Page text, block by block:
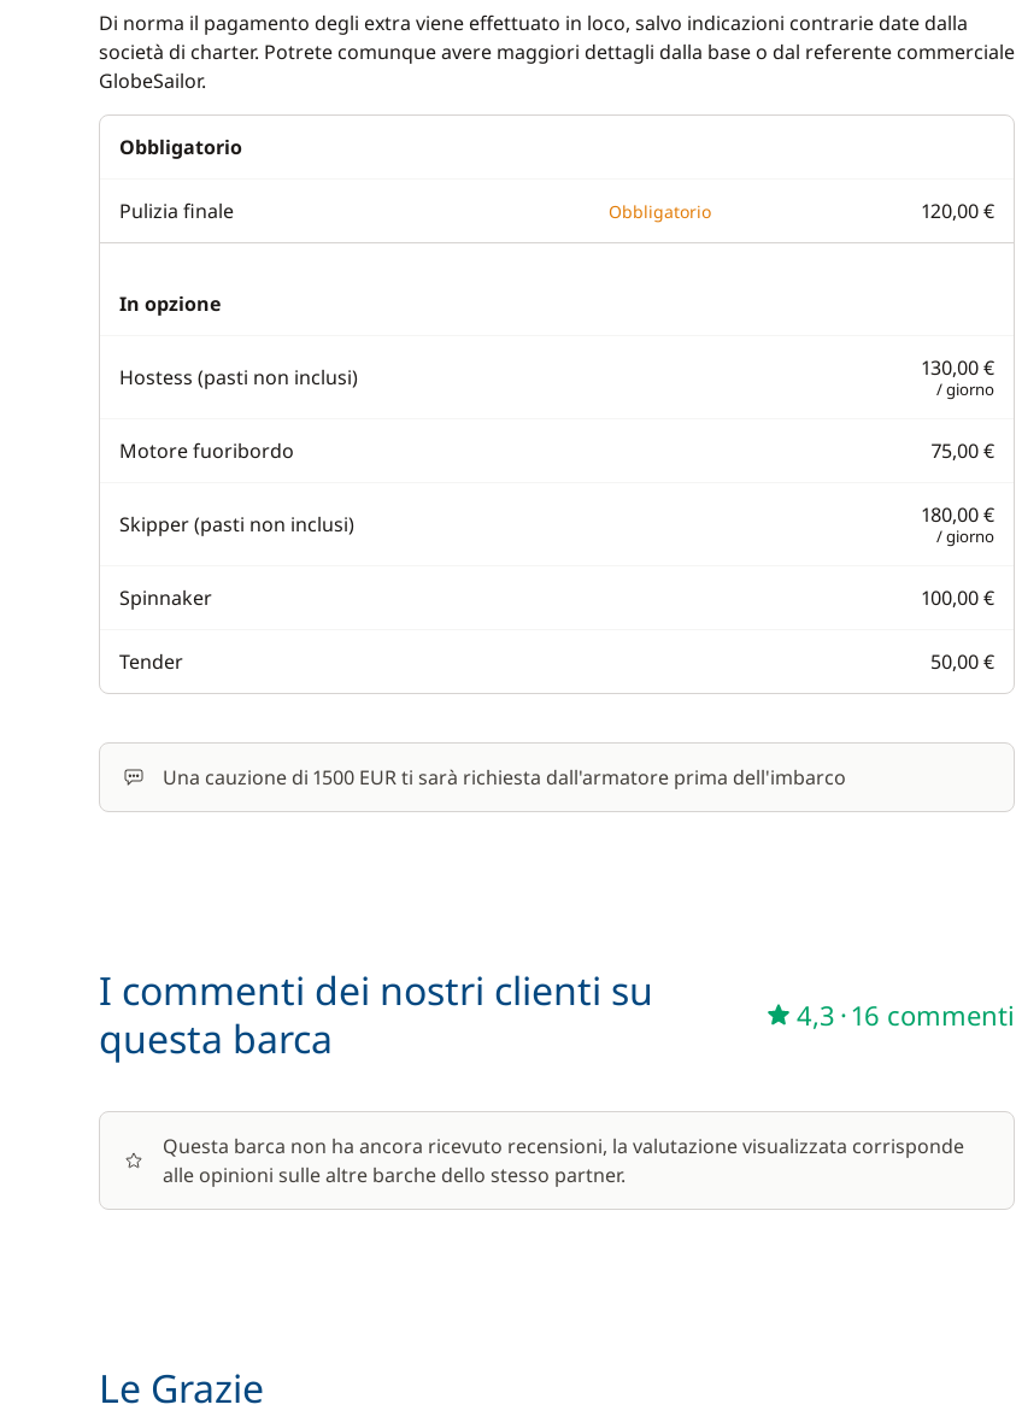
Di norma il pagamento degli extra viene effettuato in loco, salvo indicazioni contrarie date dalla
società di charter. Potrete comunque avere maggiori dettagli dalla base o dal referente commerciale
GlobeSailor.
Obbligatorio
Pulizia finale Obbligatorio 120,00 €
In opzione
Hostess (pasti non inclusi) 130,00 €
/ giorno
Motore fuoribordo 75,00 €
Skipper (pasti non inclusi) 180,00 €
/ giorno
Spinnaker 100,00 €
Tender 50,00 €
Una cauzione di 1500 EUR ti sarà richiesta dall'armatore prima dell'imbarco
I commenti dei nostri clienti su
questa barca
4,3 ·16 commenti
Questa barca non ha ancora ricevuto recensioni, la valutazione visualizzata corrisponde
alle opinioni sulle altre barche dello stesso partner.
Le Grazie